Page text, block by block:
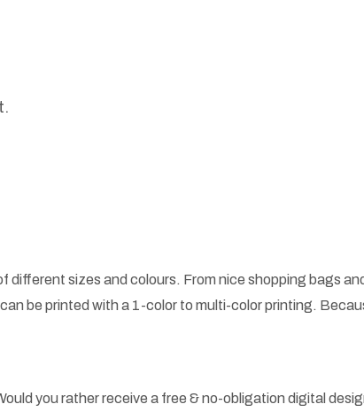
sizes and colours. From nice shopping bags
be printed with a 1-color to multi-color printing.
you rather receive a free & no-obligation digital